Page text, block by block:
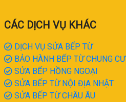
CÁC DỊCH VỤ KHÁC
DỊCH VỤ SỬA BẾP TỪ
BẢO HÀNH BẾP TỪ CHUNG CƯ
SỬA BẾP HỒNG NGOẠI
SỬA BẾP TỪ NỘI ĐỊA NHẬT
SỬA BẾP TỪ CHÂU ÂU